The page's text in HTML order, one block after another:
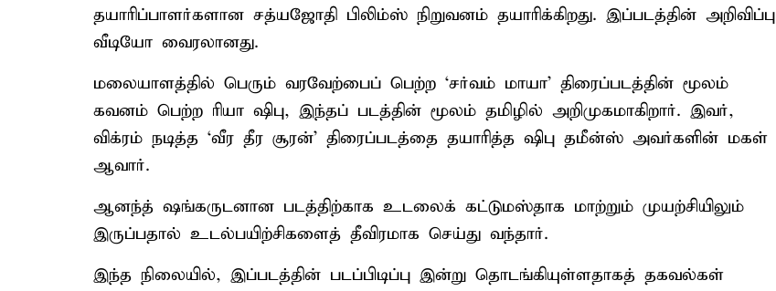
தயாரிப்பாளர்களான சத்யஜோதி பிலிம்ஸ் நிறுவனம் தயாரிக்கிறது. இப்படத்தின் அறிவிப்பு
வீடியோ வைரலானது.
மலையாளத்தில் பெரும் வரவேற்பைப் பெற்ற ‘சர்வம் மாயா’ திரைப்படத்தின் மூலம்
கவனம் பெற்ற ரியா ஷிபு, இந்தப் படத்தின் மூலம் தமிழில் அறிமுகமாகிறார். இவர்,
விக்ரம் நடித்த ‘வீர தீர சூரன்’ திரைப்படத்தை தயாரித்த ஷிபு தமீன்ஸ் அவர்களின் மகள்
ஆவார்.
ஆனந்த் ஷங்கருடனான படத்திற்காக உடலைக் கட்டுமஸ்தாக மாற்றும் முயற்சியிலும்
இருப்பதால் உடல்பயிற்சிகளைத் தீவிரமாக செய்து வந்தார்.
இந்த நிலையில், இப்படத்தின் படப்பிடிப்பு இன்று தொடங்கியுள்ளதாகத் தகவல்கள்